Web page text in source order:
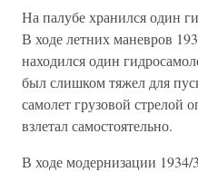
На палубе хранился один
В ходе летних маневров
находился один
был слишком тяжел для
самолет грузовой стрелой
взлетал самостоятельно.
В ходе модернизации 1934/